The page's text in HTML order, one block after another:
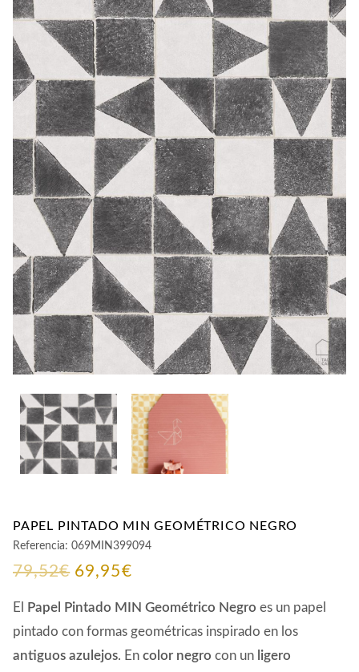
CONTACTO
PAPEL PINTADO MIN GEOMÉTRICO NEGRO
Referencia: 069MIN399094
79,52€ El
precio
original
era:
69,95€El
precio
actual
es:
El Papel Pintado MIN Geométrico Negro es un papel
pintado con formas geométricas inspirado en los
antiguos azulejos. En color negro con un ligero